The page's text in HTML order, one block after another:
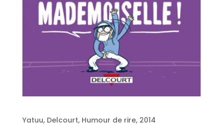
Yatuu, Delcourt, Humour de rire, 2014